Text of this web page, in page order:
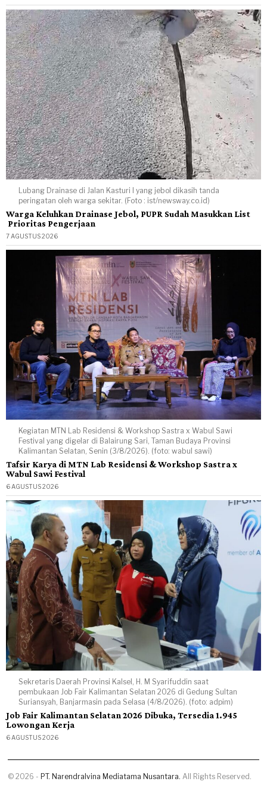
Lubang Drainase di Jalan Kasturi I yang jebol dikasih tanda
peringatan oleh warga sekitar. (Foto : ist/newsway.co.id)
Warga Keluhkan Drainase Jebol, PUPR Sudah Masukkan List
Prioritas Pengerjaan
7 AGUSTUS 2026
Kegiatan MTN Lab Residensi & Workshop Sastra x Wabul Sawi
Festival yang digelar di Balairung Sari, Taman Budaya Provinsi
Kalimantan Selatan, Senin (3/8/2026). (foto: wabul sawi)
Tafsir Karya di MTN Lab Residensi & Workshop Sastra x
Wabul Sawi Festival
6 AGUSTUS 2026
Sekretaris Daerah Provinsi Kalsel, H. M Syarifuddin saat
pembukaan Job Fair Kalimantan Selatan 2026 di Gedung Sultan
Suriansyah, Banjarmasin pada Selasa (4/8/2026). (foto: adpim)
Job Fair Kalimantan Selatan 2026 Dibuka, Tersedia 1.945
Lowongan Kerja
6 AGUSTUS 2026
©2026 - PT. Narendralvina Mediatama Nusantara. All Rights Reserved.